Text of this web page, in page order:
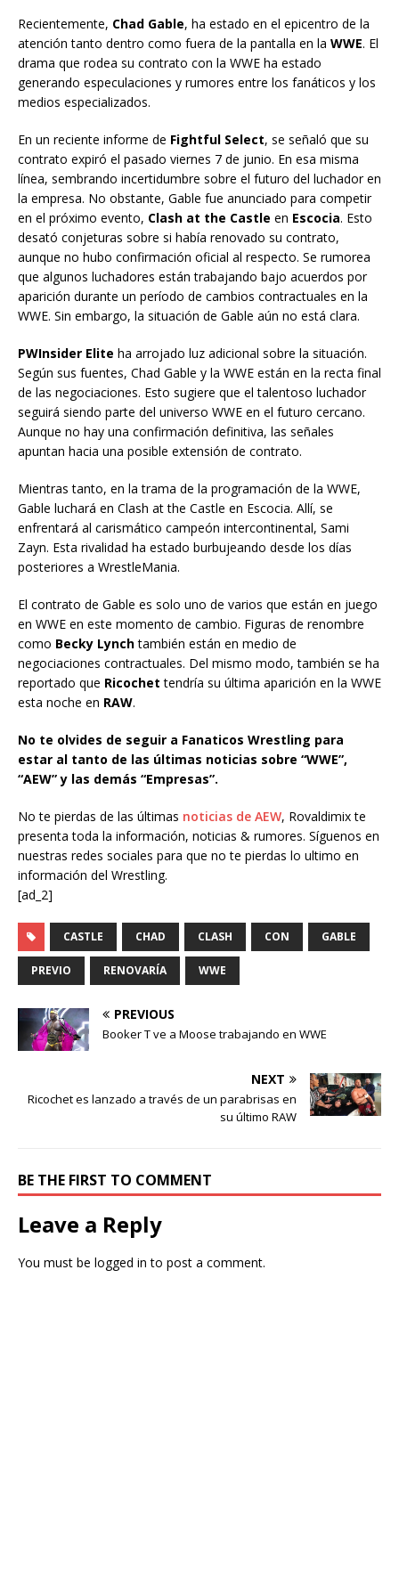
Recientemente, Chad Gable, ha estado en el epicentro de la
atención tanto dentro como fuera de la pantalla en la WWE. El
drama que rodea su contrato con la WWE ha estado
generando especulaciones y rumores entre los fanáticos y los
medios especializados.
En un reciente informe de Fightful Select, se señaló que su
contrato expiró el pasado viernes 7 de junio. En esa misma
línea, sembrando incertidumbre sobre el futuro del luchador en
la empresa. No obstante, Gable fue anunciado para competir
en el próximo evento, Clash at the Castle en Escocia. Esto
desató conjeturas sobre si había renovado su contrato,
aunque no hubo confirmación oficial al respecto. Se rumorea
que algunos luchadores están trabajando bajo acuerdos por
aparición durante un período de cambios contractuales en la
WWE. Sin embargo, la situación de Gable aún no está clara.
PWInsider Elite ha arrojado luz adicional sobre la situación.
Según sus fuentes, Chad Gable y la WWE están en la recta final
de las negociaciones. Esto sugiere que el talentoso luchador
seguirá siendo parte del universo WWE en el futuro cercano.
Aunque no hay una confirmación definitiva, las señales
apuntan hacia una posible extensión de contrato.
Mientras tanto, en la trama de la programación de la WWE,
Gable luchará en Clash at the Castle en Escocia. Allí, se
enfrentará al carismático campeón intercontinental, Sami
Zayn. Esta rivalidad ha estado burbujeando desde los días
posteriores a WrestleMania.
El contrato de Gable es solo uno de varios que están en juego
en WWE en este momento de cambio. Figuras de renombre
como Becky Lynchtambién están en medio de
negociaciones contractuales. Del mismo modo, también se ha
reportado que Ricochet tendría su última aparición en la WWE
esta noche en RAW.
No te olvides de seguir a Fanaticos Wrestling para
estar al tanto de las últimas noticias sobre “WWE”,
“AEW” y las demás “Empresas”.
No te pierdas de las últimas noticias de AEW, Rovaldimix te
presenta toda la información, noticias & rumores. Síguenos en
nuestras redes sociales para que no te pierdas lo ultimo en
información del Wrestling.
[ad_2]
CASTLE CHAD CLASH CON GABLE
PREVIO RENOVARÍA WWE
PREVIOUS
Booker T ve a Moose trabajando en WWE
NEXT
Ricochet es lanzado a través de un parabrisas en
su último RAW
BE THE FIRST TO COMMENT
Leave a Reply
You must be logged in to post a comment.